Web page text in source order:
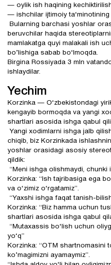
— oylik ish haqining
— ishchilar ijtimoiy ta‘minotining
Bularning barchasi yoshlar
beruvchilar haqida
mamlakatga quyi malakali ish
bo’lishiga sabab bo‘lmoqda.
Birgina Rossiyada 3 mln
ishlaydilar.
Yechim
Korzinka — O‘zbekistondagi
kengayib bormoqda va yangi
shartlari asosida ishga qabul
Yangi xodimlarni ishga jalb
chiqib, biz Korzinkada
yoshlar orasidagi asosiy
qildik:
“Meni ishga olishmaydi, chunki
Korzinka: “Ish tajribasiga ega
va o‘zimiz o‘rgatamiz”.
“Yaxshi ishga faqat tanish-
Korzinka: “Biz hamma uchun
shartlari asosida ishga qabul
“Mutaxassis bo‘lish uchun
yo‘q”
Korzinka: “OTM shartnomasini
ko’magimizni ayamaymiz”.